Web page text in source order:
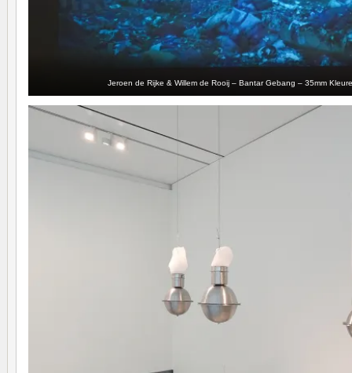
Jeroen de Rijke & Willem de Rooij – Bantar Gebang – 35mm